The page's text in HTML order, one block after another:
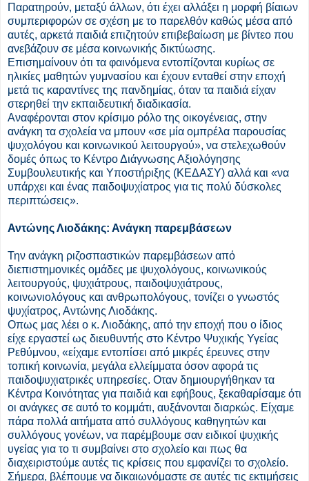
Παρατηρούν, μεταξύ άλλων, ότι έχει αλλάξει η μορφή βίαιων
συμπεριφορών σε σχέση με το παρελθόν καθώς μέσα από
αυτές, αρκετά παιδιά επιζητούν επιβεβαίωση με βίντεο που
ανεβάζουν σε μέσα κοινωνικής δικτύωσης.
Επισημαίνουν ότι τα φαινόμενα εντοπίζονται κυρίως σε
ηλικίες μαθητών γυμνασίου και έχουν ενταθεί στην εποχή
μετά τις καραντίνες της πανδημίας, όταν τα παιδιά είχαν
στερηθεί την εκπαιδευτική διαδικασία.
Αναφέρονται στον κρίσιμο ρόλο της οικογένειας, στην
ανάγκη τα σχολεία να μπουν «σε μία ομπρέλα παρουσίας
ψυχολόγου και κοινωνικού λειτουργού», να στελεχωθούν
δομές όπως το Κέντρο Διάγνωσης Αξιολόγησης
Συμβουλευτικής και Υποστήριξης (ΚΕΔΑΣΥ) αλλά και «να
υπάρχει και ένας παιδοψυχίατρος για τις πολύ δύσκολες
περιπτώσεις».
Αντώνης Λιοδάκης: Ανάγκη παρεμβάσεων
Την ανάγκη ριζοσπαστικών παρεμβάσεων από
διεπιστημονικές ομάδες με ψυχολόγους, κοινωνικούς
λειτουργούς, ψυχιάτρους, παιδοψυχιάτρους,
κοινωνιολόγους και ανθρωπολόγους, τονίζει ο γνωστός
ψυχίατρος, Αντώνης Λιοδάκης.
Οπως μας λέει ο κ. Λιοδάκης, από την εποχή που ο ίδιος
είχε εργαστεί ως διευθυντής στο Κέντρο Ψυχικής Υγείας
Ρεθύμνου, «είχαμε εντοπίσει από μικρές έρευνες στην
τοπική κοινωνία, μεγάλα ελλείμματα όσον αφορά τις
παιδοψυχιατρικές υπηρεσίες. Οταν δημιουργήθηκαν τα
Κέντρα Κοινότητας για παιδιά και εφήβους, ξεκαθαρίσαμε ότι
οι ανάγκες σε αυτό το κομμάτι, αυξάνονται διαρκώς. Είχαμε
πάρα πολλά αιτήματα από συλλόγους καθηγητών και
συλλόγους γονέων, να παρέμβουμε σαν ειδικοί ψυχικής
υγείας για το τι συμβαίνει στο σχολείο και πως θα
διαχειριστούμε αυτές τις κρίσεις που εμφανίζει το σχολείο.
Σήμερα, βλέπουμε να δικαιωνόμαστε σε αυτές τις εκτιμήσεις